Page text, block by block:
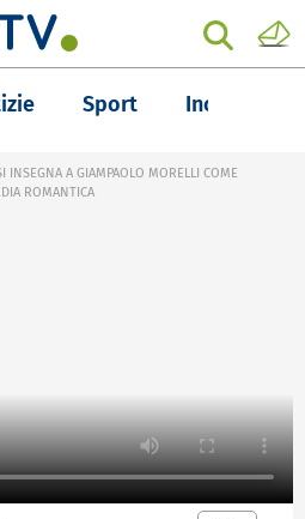
Sport Inchieste
INSEGNA A GIAMPAOLO MORELLI COME
ROMANTICA